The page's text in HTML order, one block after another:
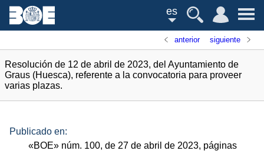
es
anterior siguiente
Resolución de 12 de abril de 2023, del Ayuntamiento de
Graus (Huesca), referente a la convocatoria para proveer
varias plazas.
Publicado en:
«BOE» núm. 100, de 27 de abril de 2023, páginas